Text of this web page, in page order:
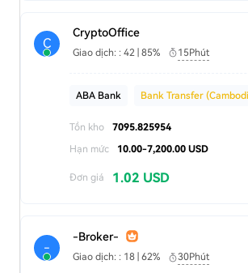
C
CryptoOffice
Giao dịch: : 42 | 85% 15Phút
ABA Bank Bank Transfer
Tồn kho
7095.825954
Hạn mức
10.00-7,200.00 USD
Đơn giá 1.02 USD
-
-Broker-
Giao dịch: : 18 | 62% 30Phút